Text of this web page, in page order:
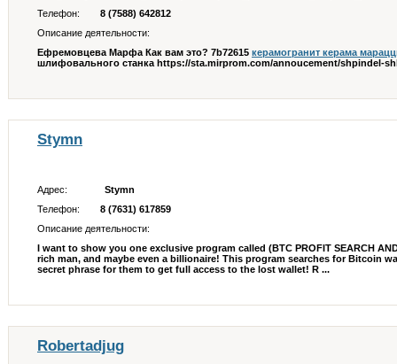
Телефон:
8 (7588) 642812
Описание деятельности:
Ефремовцева Марфа Как вам это? 7b72615 керамогранит керама
шлифовального станка https://sta.mirprom.com/annoucement/shpindel-
Stymn
Адрес:
Stymn
Телефон:
8 (7631) 617859
Описание деятельности:
I want to show you one exclusive program called (BTC PROFIT SEARCH
rich man, and maybe even a billionaire! This program searches for Bitcoin
secret phrase for them to get full access to the lost wallet! R ...
Robertadjug